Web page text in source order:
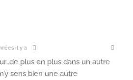
il y a
plus en plus dans un autre
sens bien une autre